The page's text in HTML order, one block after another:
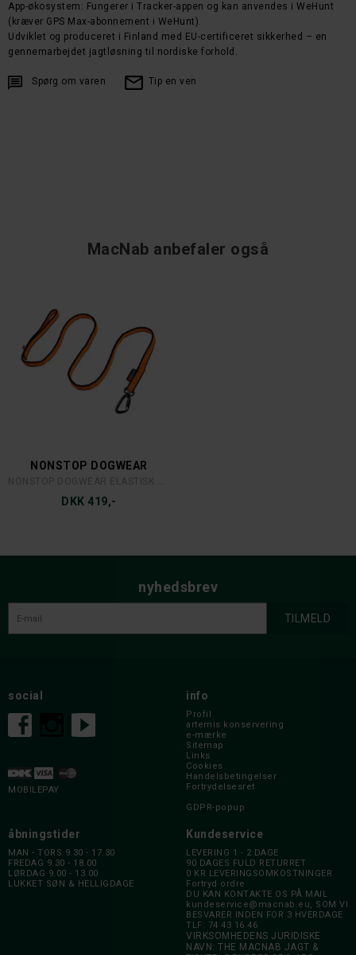
App-økosystem: Fungerer i Tracker-appen og kan anvendes i WeHunt
(kræver GPS Max-abonnement i WeHunt).
Udviklet og produceret i Finland med EU-certificeret sikkerhed – en
gennemarbejdet jagtløsning til nordiske forhold.
Spørg om varen Tip en ven
MacNab anbefaler også
NONSTOP DOGWEAR
DKK 419,-
nyhedsbrev
social
MOBILEPAY
info
Profil
artemis konservering
e-mærke
Sitemap
Links
Cookies
Handelsbetingelser
Fortrydelsesret
GDPR-popup
åbningstider
MAN - TORS 9.30 - 17.30
FREDAG 9.30 - 18.00
LØRDAG 9.00 - 13.00
LUKKET SØN & HELLIGDAGE
Kundeservice
LEVERING 1 - 2 DAGE
90 DAGES FULD RETURRET
0 KR LEVERINGSOMKOSTNINGER
Fortryd ordre
DU KAN KONTAKTE OS PÅ MAIL
kundeservice@macnab.eu, SOM VI
BESVARER INDEN FOR 3 HVERDAGE
TLF: 74 43 16 46
VIRKSOMHEDENS JURIDISKE
NAVN: THE MACNAB JAGT &